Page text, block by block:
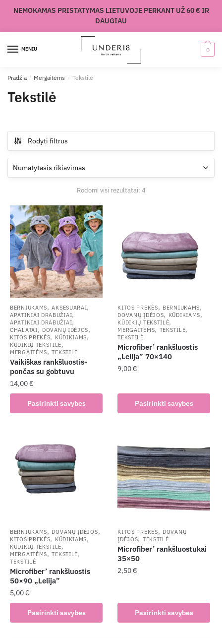
NEMOKAMAS PRISTATYMAS LIETUVOJE PERKANT UŽ 60 € IR
DAUGIAU
MENIU 0
Pradžia / Mergaitėms / Tekstilė
Tekstilė
Rodyti filtrus
Rodomi visi rezultatai: 4
BERNIUKAMS,AKSESUARAI,
APATINIAI DRABUŽIAI,
APATINIAI DRABUŽIAI,
CHALATAI, DOVANŲ ĮDĖJOS,
KITOS PREKĖS, KŪDIKIAMS,
KŪDIKIŲ TEKSTILĖ,
MERGAITĖMS,TEKSTILĖ
Vaikiškas rankšluostis-
pončas su gobtuvu
14,00€
Pasirinkti savybes
product
variants.
The
options
may
the
product
page
KITOS PREKĖS, BERNIUKAMS,
DOVANŲ ĮDĖJOS, KŪDIKIAMS,
KŪDIKIŲ TEKSTILĖ,
MERGAITĖMS, TEKSTILĖ,
TEKSTILĖ
Microfiber’ rankšluostis
„Lelija” 70×140
9,00€
Pasirinkti savybes
product
The
options
may
be
chosen
on
product
page
BERNIUKAMS, DOVANŲ ĮDĖJOS,
KITOS PREKĖS, KŪDIKIAMS,
KŪDIKIŲ TEKSTILĖ,
MERGAITĖMS,TEKSTILĖ,
TEKSTILĖ
Microfiber’ rankšluostis
50×90 „Lelija”
5,00€
Pasirinkti savybes
product
KITOS PREKĖS, DOVANŲ
ĮDĖJOS, TEKSTILĖ
Microfiber’ rankšluostukai
35×50
2,50€
Pasirinkti savybes
multiple